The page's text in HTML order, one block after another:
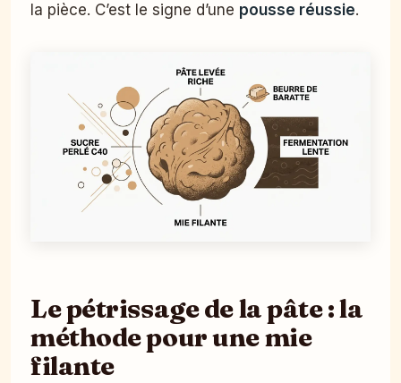
la pièce. C’est le signe d’une pousse réussie.
Le pétrissage de la pâte : la
méthode pour une mie
filante